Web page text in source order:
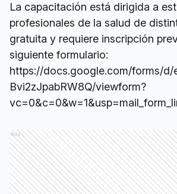
La capacitación está dirigida a
profesionales de la salud de
gratuita y requiere inscripción
siguiente formulario:
https://docs.google.com/forms/d/
Bvi2zJpabRW8Q/viewform?
Ads